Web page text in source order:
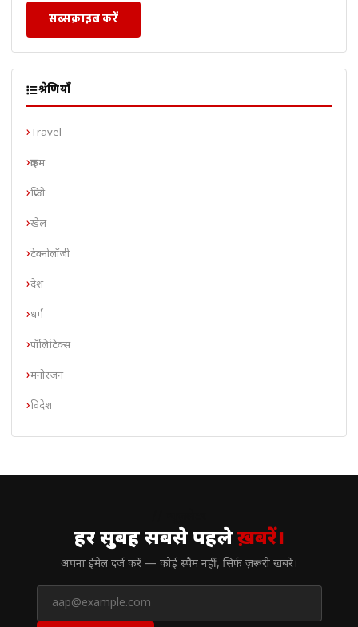
सब्सक्राइब करें
श्रेणियाँ
Travel
क्राइम
क्रिप्टो
खेल
टेक्नोलॉजी
देश
धर्म
पॉलिटिक्स
मनोरंजन
विदेश
हर सुबह सबसे पहलेख़बरें।
अपना ईमेल दर्ज करें — कोई स्पैम नहीं, सिर्फ ज़रूरी खबरें।